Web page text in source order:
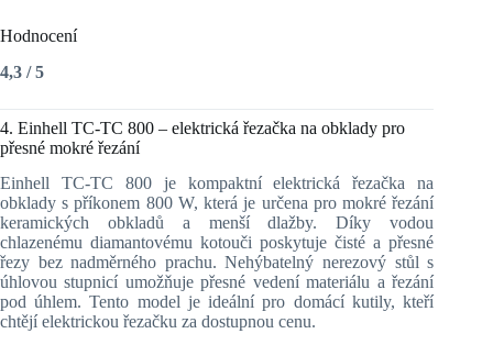
Hodnocení
4,3 / 5
4. Einhell TC‑TC 800 – elektrická řezačka na obklady pro
přesné mokré řezání
Einhell TC‑TC 800 je kompaktní elektrická řezačka na
obklady s příkonem 800 W, která je určena pro mokré řezání
keramických obkladů a menší dlažby. Díky vodou
chlazenému diamantovému kotouči poskytuje čisté a přesné
řezy bez nadměrného prachu. Nehýbatelný nerezový stůl s
úhlovou stupnicí umožňuje přesné vedení materiálu a řezání
pod úhlem. Tento model je ideální pro domácí kutily, kteří
chtějí elektrickou řezačku za dostupnou cenu.